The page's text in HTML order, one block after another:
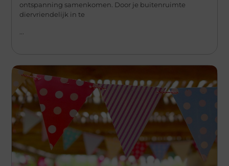
ontspanning samenkomen. Door je buitenruimte
diervriendelijk in te